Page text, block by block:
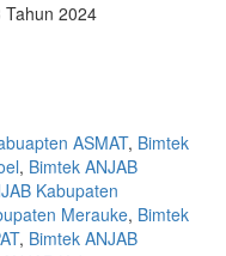
Tahun 2024
ASMAT, Bimtek
, Bimtek ANJAB
Kabupaten
Merauke, Bimtek
, Bimtek ANJAB